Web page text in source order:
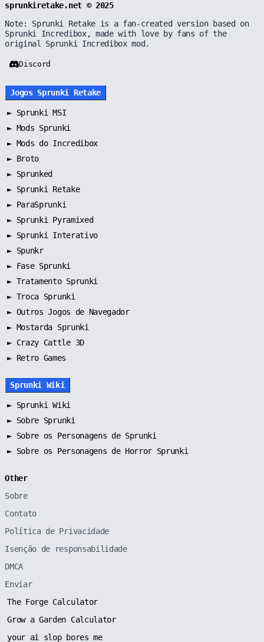
sprunkiretake.net © 2025
Note: Sprunki Retake is a fan-created version based on
Sprunki Incredibox, made with love by fans of the
original Sprunki Incredibox mod.
Discord
Jogos Sprunki Retake
► Sprunki MSI
► Mods Sprunki
► Mods do Incredibox
► Broto
► Sprunked
► Sprunki Retake
► ParaSprunki
► Sprunki Pyramixed
► Sprunki Interativo
► Spunkr
► Fase Sprunki
► Tratamento Sprunki
► Troca Sprunki
► Outros Jogos de Navegador
► Mostarda Sprunki
► Crazy Cattle 3D
► Retro Games
Sprunki Wiki
► Sprunki Wiki
► Sobre Sprunki
► Sobre os Personagens de Sprunki
► Sobre os Personagens de Horror Sprunki
Other
Sobre
Contato
Política de Privacidade
Isenção de responsabilidade
DMCA
Enviar
The Forge Calculator
Grow a Garden Calculator
your ai slop bores me